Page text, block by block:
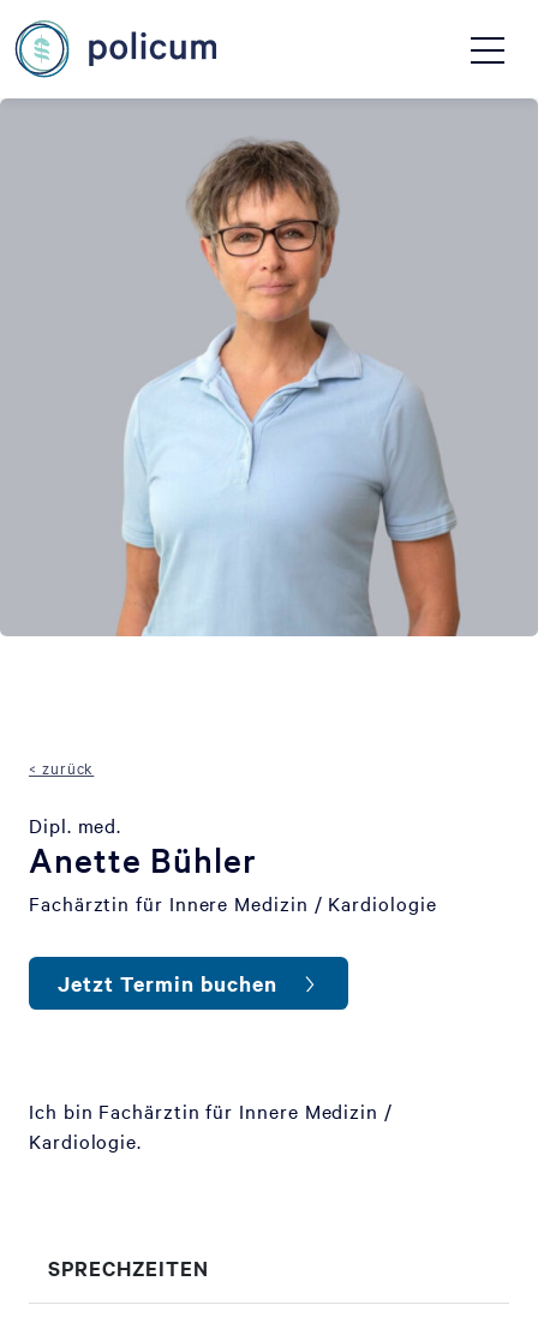
< zurück
Dipl. med.
Anette Bühler
Fachärztin für Innere Medizin / Kardiologie
Jetzt Termin buchen
Ich bin Fachärztin für Innere Medizin /
Kardiologie.
SPRECHZEITEN